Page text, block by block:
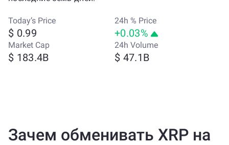
Today’s Price
$ 0.99
24h % Price
+0.03%
Market Cap
$ 183.4B
24h Volume
$ 47.1B
Зачем обменивать XRP на